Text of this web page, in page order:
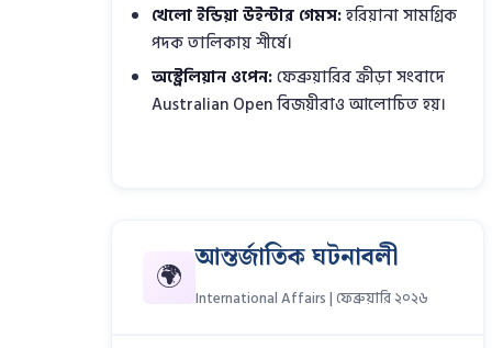
খেলো ইন্ডিয়া উইন্টার গেমস:হরিয়ানা সামগ্রিক
পদক তালিকায় শীর্ষে।
অস্ট্রেলিয়ান ওপেন:ফেব্রুয়ারির ক্রীড়া সংবাদে
Australian Open বিজয়ীরাও আলোচিত হয়।
🌍 আন্তর্জাতিক ঘটনাবলী
International Affairs | ফেব্রুয়ারি ২০২৬